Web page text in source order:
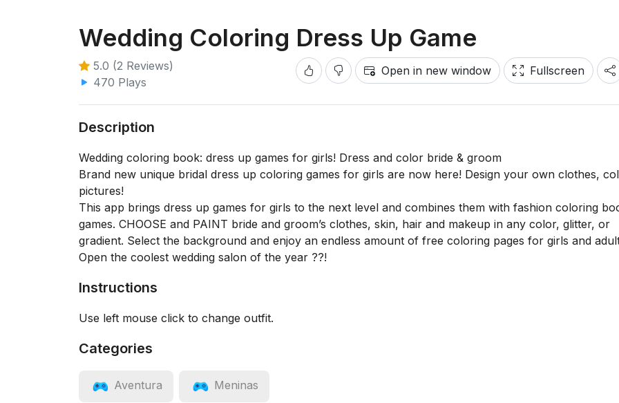
Wedding Coloring Dress Up Game
5.0 (2 Reviews)
470 Plays
Open in new window Fullscreen
Description
Wedding coloring book: dress up games for girls! Dress and color bride & groom
Brand new unique bridal dress up coloring games for girls are now here! Design your own clothes,
pictures!
This app brings dress up games for girls to the next level and combines them with fashion coloring
games. CHOOSE and PAINT bride and groom’s clothes, skin, hair and makeup in any color, glitter, or
gradient. Select the background and enjoy an endless amount of free coloring pages for girls and
Open the coolest wedding salon of the year ??!
Instructions
Use left mouse click to change outfit.
Categories
Aventura Meninas